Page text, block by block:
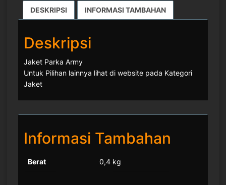
DESKRIPSI INFORMASI TAMBAHAN
Deskripsi
Jaket Parka Army
Untuk Pilihan lainnya lihat di website pada Kategori
Jaket
Informasi Tambahan
Berat 0,4 kg